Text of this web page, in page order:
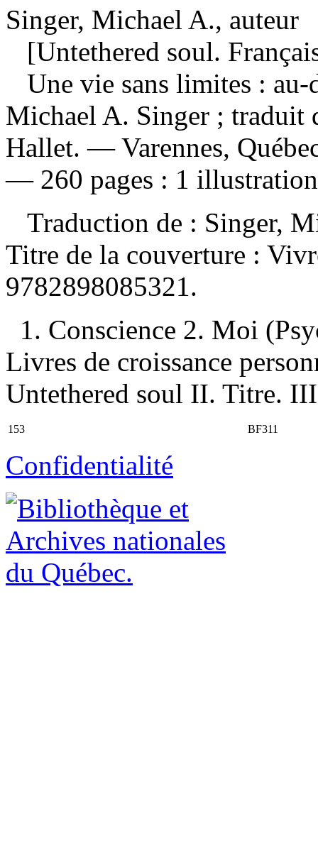
Singer, Michael A., auteur
[Untethered soul.
Une vie sans limites :
Michael A. Singer ; traduit
Hallet. — Varennes,
— 260 pages : 1
Traduction de : Singer,
Titre de la couverture :
9782898085321.
1. Conscience 2. Moi
Livres de croissance
Untethered soul II. Titre.
153 BF311
Confidentialité